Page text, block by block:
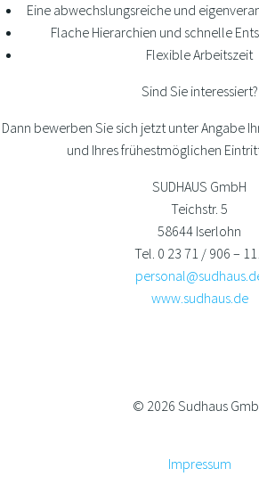
Eine abwechslungsreiche und
Flache Hierarchien und schnelle
Flexible Arbeitszeit
Sind Sie interessiert?
Dann bewerben Sie sich jetzt unter Angabe
und Ihres frühestmöglichen
SUDHAUS GmbH
Teichstr. 5
58644 Iserlohn
Tel. 0 23 71 / 906 –
www.sudhaus.de
© 2026 Sudhaus
Impressum